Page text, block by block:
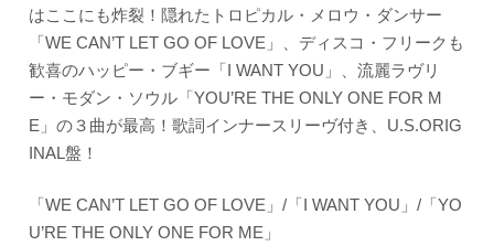
はここにも炸裂！隠れたトロピカル・メロウ・ダンサー
「WE CAN’T LET GO OF LOVE」、ディスコ・フリークも
歓喜のハッピー・ブギー「I WANT YOU」、流麗ラヴリ
ー・モダン・ソウル「YOU’RE THE ONLY ONE FOR M
E」の３曲が最高！歌詞インナースリーヴ付き、U.S.ORIG
INAL盤！
「WE CAN’T LET GO OF LOVE」/「I WANT YOU」/「YO
U’RE THE ONLY ONE FOR ME」